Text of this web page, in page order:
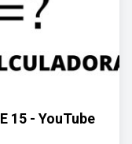
15 - YouTube